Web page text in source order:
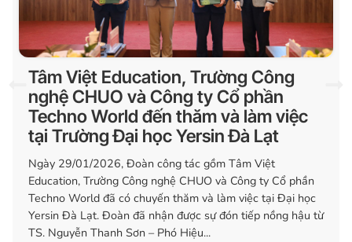
Tâm Việt Education, Trường Công
nghệ CHUO và Công ty Cổ phần
Techno World đến thăm và làm việc
tại Trường Đại học Yersin Đà Lạt
Ngày 29/01/2026, Đoàn công tác gồm Tâm Việt
Education, Trường Công nghệ CHUO và Công ty Cổ phần
Techno World đã có chuyến thăm và làm việc tại Đại học
Yersin Đà Lạt. Đoàn đã nhận được sự đón tiếp nồng hậu từ
TS. Nguyễn Thanh Sơn – Phó Hiệu...